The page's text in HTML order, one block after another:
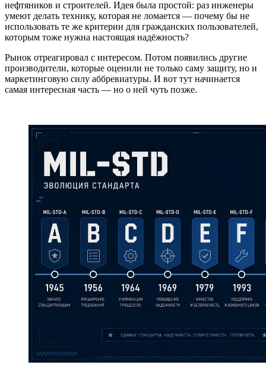
нефтяников и строителей. Идея была простой: раз инженеры
умеют делать технику, которая не ломается — почему бы не
использовать те же критерии для гражданских пользователей,
которым тоже нужна настоящая надёжность?
Рынок отреагировал с интересом. Потом появились другие
производители, которые оценили не только саму защиту, но и
маркетинговую силу аббревиатуры. И вот тут начинается
самая интересная часть — но о ней чуть позже.